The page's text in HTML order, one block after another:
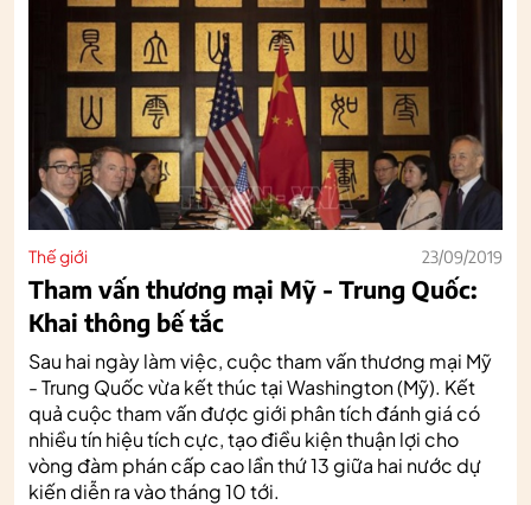
Thế giới 23/09/2019
Tham vấn thương mại Mỹ - Trung Quốc:
Khai thông bế tắc
Sau hai ngày làm việc, cuộc tham vấn thương mại Mỹ
- Trung Quốc vừa kết thúc tại Washington (Mỹ). Kết
quả cuộc tham vấn được giới phân tích đánh giá có
nhiều tín hiệu tích cực, tạo điều kiện thuận lợi cho
vòng đàm phán cấp cao lần thứ 13 giữa hai nước dự
kiến diễn ra vào tháng 10 tới.